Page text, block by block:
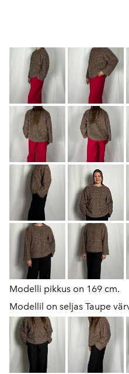
Modelli pikkus on 169 cm.
Modellil on seljas Taupe